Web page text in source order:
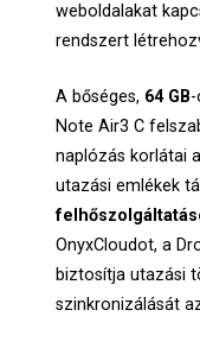
weboldalakat
rendszert
A bőséges, 64 GB
Note Air3 C
naplózás korlátai
utazási emlékek
OnyxCloudot, a
biztosítja utazási
szinkronizálását